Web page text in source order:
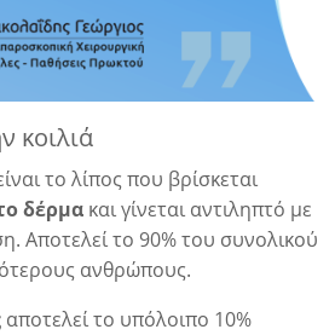
κοιλιά
το λίπος που βρίσκεται
δέρμα και γίνεται αντιληπτό με
Αποτελεί το 90% του συνολικού
ανθρώπους.
αποτελεί το υπόλοιπο 10%